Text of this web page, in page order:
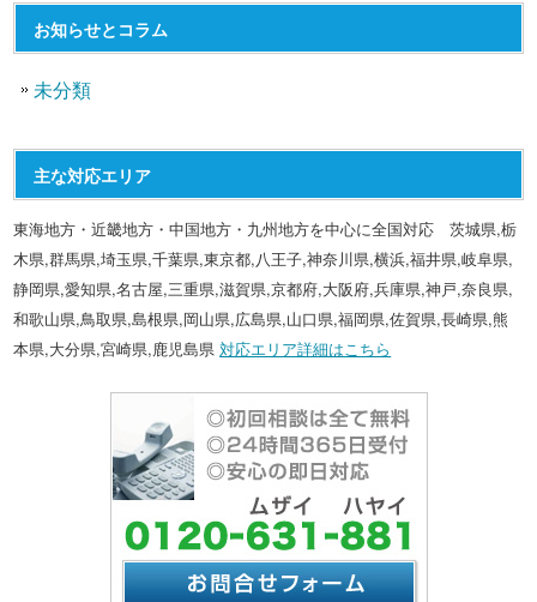
お知らせとコラム
未分類
主な対応エリア
東海地方・近畿地方・中国地方・九州地方を中心に全国対応 茨城県,栃
木県,群馬県,埼玉県,千葉県,東京都,八王子,神奈川県,横浜,福井県,岐阜県,
静岡県,愛知県,名古屋,三重県,滋賀県,京都府,大阪府,兵庫県,神戸,奈良県,
和歌山県,鳥取県,島根県,岡山県,広島県,山口県,福岡県,佐賀県,長崎県,熊
本県,大分県,宮崎県,鹿児島県対応エリア詳細はこちら